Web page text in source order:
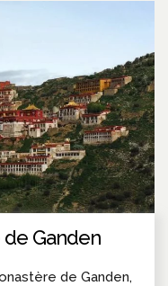
Ganden
de Ganden,